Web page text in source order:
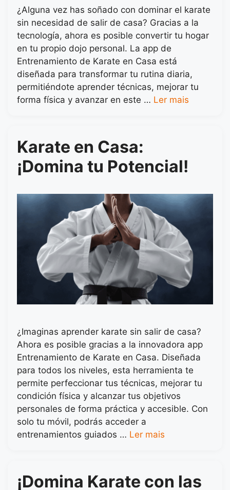
¿Alguna vez has soñado con dominar el karate
sin necesidad de salir de casa? Gracias a la
tecnología, ahora es posible convertir tu hogar
en tu propio dojo personal. La app de
Entrenamiento de Karate en Casa está
diseñada para transformar tu rutina diaria,
permitiéndote aprender técnicas, mejorar tu
forma física y avanzar en este … Ler mais
Karate en Casa:
¡Domina tu Potencial!
¿Imaginas aprender karate sin salir de casa?
Ahora es posible gracias a la innovadora app
Entrenamiento de Karate en Casa. Diseñada
para todos los niveles, esta herramienta te
permite perfeccionar tus técnicas, mejorar tu
condición física y alcanzar tus objetivos
personales de forma práctica y accesible. Con
solo tu móvil, podrás acceder a
entrenamientos guiados … Ler mais
¡Domina Karate con las